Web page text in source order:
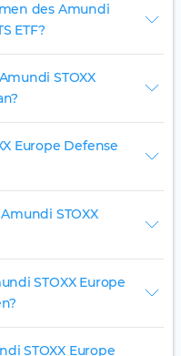
des Amundi
ETF?
STOXX
Europe Defense
STOXX
STOXX Europe
STOXX Europe